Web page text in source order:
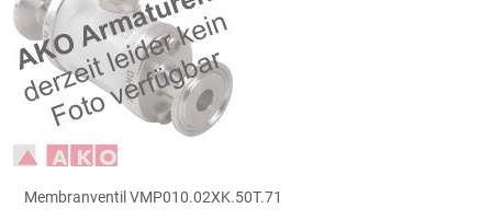
Membranventil VMP010.02XK.50T.71